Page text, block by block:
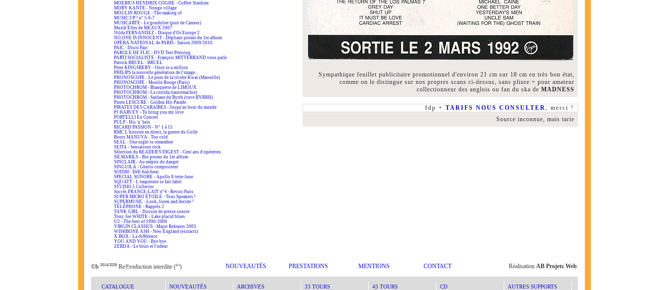
MOEBIUS HENDRIX COGHE - Coffret Stardom
MORY KANTE - Nongo village
MOULIN ROUGE - The making of
MUSIC UP ! n° 5-6-7
MUSICARTE - Le gondolier (port de Cannes)
Muzik'Elles de MEAUX 2007
Nilda FERNANDEZ - Disque d'Or Europe 2
NO ONE IS INNOCENT - Dépliant promo du 1er album
OPÉRA NATIONAL de PARIS - Saison 2009/2010
PAIC - Disco Paic
PAROLE DE FLIC - DVD Test Pressing
PARTI SOCIALISTE - François MITTERRAND vous parle
Patrick BRUEL - BRUEL
Peter KINGSBERY - Once in a million
PHILIPS la nouvelle génération de l'image...
PHONOSCOPE - Le pont de la rivière Kwaï (Marseille)
PHONOSCOPE - Moulin Rouge (Paris)
PHOTOCHROM - Blanquette de LIMOUX
PHOTOCHROM - La corrida (tauromachie)
PHOTOCHROM - Sardane du Byrrh (cuve BYRRH)
Pierre LESCURE - Golden Hit-Parade
PIRATES DES CARAÏBES - Jusqu'au bout du monde
PJ HARVEY - To bring you my love
PORTELLI En Concert
PULP - His 'n' hers
RICARD PASSION - N° 1 à 15
RMC L'histoire en direct, la guerre du Golfe
Roots MANUVA - Too cold
SEAL - One night to remember
SEITA - Sensations rock
Sélection du READER'S DIGEST - Cent ans d'opérettes
SILMARILS - Bio promo du 1er album
SINCLAIR - Au mépris du danger
SINGUILA - Ghetto compositeur
SODIM - Défi fraîcheur
SPECIAL SONORE - Apollo 8 terre-lune
SQUATT - L'empreinte se fait label
STUDIO 5 Collector
Succès FRANCE-LAIT n°4 - Revoir Paris
SUPER MICRO ÉTOILE - Tous Speakers !
SUPERMUSIC - Look, listen and decide ²
TÉLÉPHONE - Rappels 2
TANK GIRL - Dossier de presse sonore
Tony Joe WHITE - Lake placid blues
U2 - The best of 1990-2000
VIRGIN CLASSICS - Major Releases 2003
WISHBONE ASH - New England (extracts)
X-BOX - La différence
YOU AND YOU - Bye bye
ZEBDA - Le bruit et l'odeur
Sympathique feuillet publicitaire promotionnel d'environ 21 cm sur 18 cm en très bon état,
comme on le distingue sur nos propres scans ci-dessus, sans pliure = pour amateur
collectionneur des anglois ou fan du ska de MADNESS
fdp + TARIFS NOUS CONSULTER, merci !
Source inconnue, mais tarie
©b 2014/2026 Re℗roduction interdite (ici) NOUVEAUTÉS PRESTATIONS MENTIONS CONTACT Réalisation AB Projets Web
CATALOGUE NOUVEAUTÉS ARCHIVES 33 TOURS 45 TOURS CD AUTRES SUPPORTS